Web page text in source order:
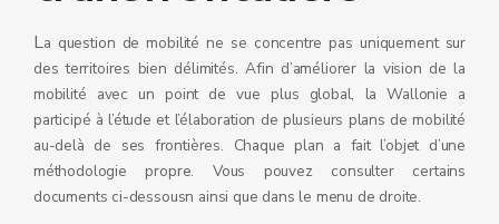
La question de mobilité ne se concentre pas uniquement sur
des territoires bien délimités. Afin d’améliorer la vision de la
mobilité avec un point de vue plus global, la Wallonie a
participé à l’étude et l’élaboration de plusieurs plans de mobilité
au-delà de ses frontières. Chaque plan a fait l’objet d’une
méthodologie propre. Vous pouvez consulter certains
documents ci-dessousn ainsi que dans le menu de droite.